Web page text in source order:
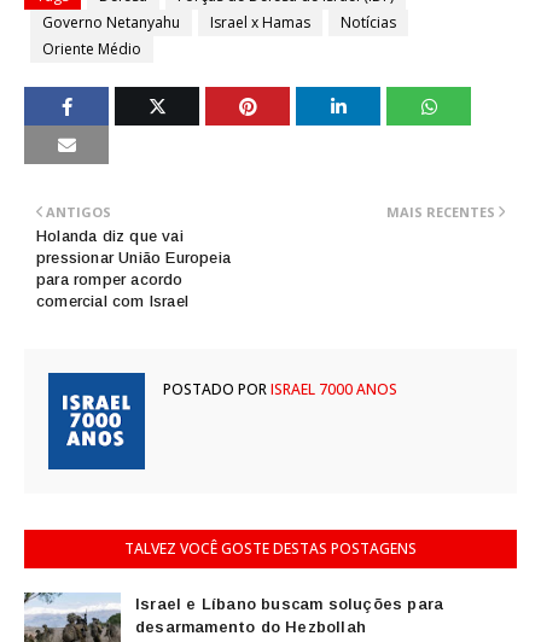
Governo Netanyahu
Israel x Hamas
Notícias
Oriente Médio
MAIS RECENTES
ANTIGOS
Holanda diz que vai
pressionar União Europeia
para romper acordo
comercial com Israel
POSTADO PORISRAEL 7000 ANOS
TALVEZ VOCÊ GOSTE DESTAS POSTAGENS
Israel e Líbano buscam soluções para
desarmamento do Hezbollah